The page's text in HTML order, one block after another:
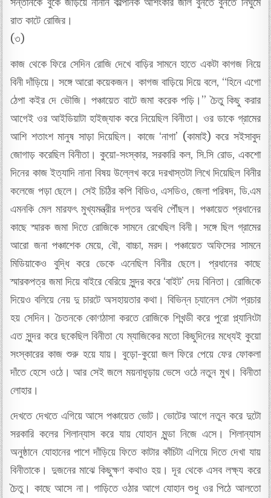
রাত কাটে রোজির।
(৩)
কাজ থেকে ফিরে সেদিন রোজি দেখে বাড়ির সামনে হাতে একটা কাগজ নিয়ে
বিনী দাঁড়িয়ে। সঙ্গে আরো কয়েকজন। কাগজ বাড়িয়ে দিয়ে বলে, “হিনে এগো
ঠেপা কইর দে ভৌজি। পঞ্চায়েত বাটে জমা করেক পড়ি।” চৈতু কিছু করার
আগেই ওর আইডিয়াটা হাইজ্যাক করে নিয়েছিল বিনীতা। ওর ডাকে গ্রামের
আশি শতাংশ মানুষ সাড়া দিয়েছিল। কাজে ‘নাগা’ (কামাই) করে সইসাবুদ
জোগাড় করেছিল বিনীতা। কুয়ো-সংস্কার, সরকারি কল, সি.সি রোড, একশো
দিনের কাজ ইত্যাদি নানা বিষয় উল্লেখ করে দরখাস্তটা লিখে দিয়েছিল বিনীর
কলেজে পড়া ছেলে। সেই চিঠির কপি বিডিও, এসডিও, জেলা পরিষদ, ডি.এম
এমনকি মেল মারফৎ মুখ্যমন্ত্রীর দপ্তর অবধি পৌঁছল। পঞ্চায়েত প্রধানের
কাছে স্মারক জমা দিতে রোজিকে সামনে রেখেছিল বিনী। সঙ্গে ছিল গ্রামের
আরো জনা পঞ্চাশেক মেয়ে, বৌ, বাচ্চা, মরদ। পঞ্চায়েত অফিসের সামনে
মিডিয়াকেও বুদ্ধি করে ডেকে এনেছিল বিনীর ছেলে। প্রধানের কাছে
স্মারকপত্র জমা দিয়ে বাইরে বেরিয়ে সুন্দর করে ‘বাইট’ দেয় বিনিতা। রোজিকে
দিয়েও বলিয়ে নেয় দু চারটে অসহায়তার কথা। বিভিন্ন চ্যানেল সেটা প্রচার
হয় সেদিন। চৈতনকে কোণঠাসা করতে রোজিকে শিখন্ডী করে পুরো প্ল্যানিংটা
এত সুন্দর করে ছকেছিল বিনীতা যে ম্যাজিকের মতো কিছুদিনের মধ্যেই কুয়ো
সংস্কারের কাজ শুরু হয়ে যায়। বুড়ো-কুয়ো জল ফিরে পেয়ে ফের ফোকলা
দাঁতে হেসে ওঠে। আর সেই জলে ময়নাধূড়ায় ভেসে ওঠে নতুন মুখ। বিনীতা
লোহার।
দেখতে দেখতে এগিয়ে আসে পঞ্চায়েত ভোট। ভোটের আগে নতুন করে দুটো
সরকারি কলের শিলান্যাস করে যায় যোহান মুন্ডা নিজে এসে। শিলান্যাস
অনুষ্ঠানে যোহানের পাশে দাঁড়িয়ে ফিতে কাটার কাঁচিটা এগিয়ে দিতে দেখা যায়
বিনীতাকে। দুজনের মাঝে কিছুক্ষণ কথাও হয়। দূর থেকে এসব লক্ষ্য করে
চৈতু। কাছে আসে না। গাড়িতে ওঠার আগে যোহান শুধু ওর পিঠে আলতো